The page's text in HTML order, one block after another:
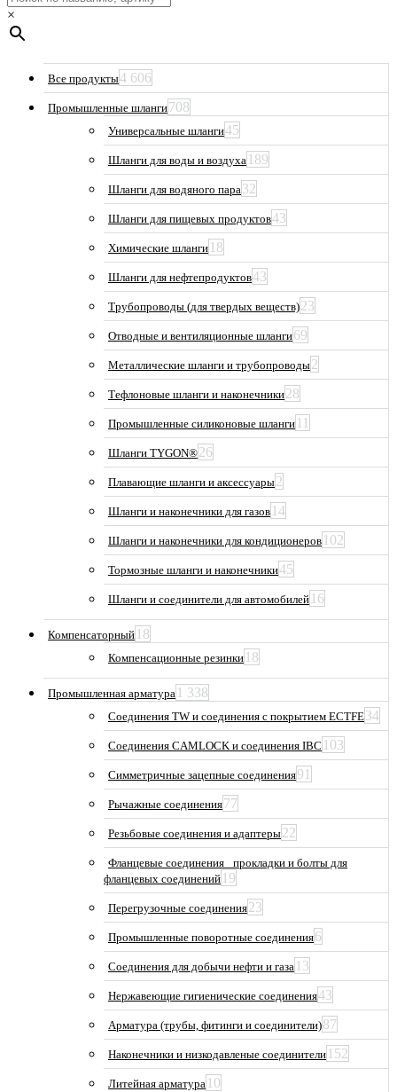
×
Все продукты4 606
Промышленные шланги708
Универсальные шланги45
Шланги для воды и воздуха 189
Шланги для водяного пара32
Шланги для пищевых продуктов43
Химические шланги 18
Шланги для нефтепродуктов43
Трубопроводы (для твердых веществ)23
Отводные и вентиляционные шланги69
Металлические шланги и трубопроводы2
Тефлоновые шланги и наконечники28
Промышленные силиконовые шланги 11
Шланги TYGON®26
Плавающие шланги и аксессуары2
Шланги и наконечники для газов 14
Шланги и наконечники для кондиционеров 102
Тормозные шланги и наконечники45
Шланги и соединители для автомобилей 16
Компенсаторный 18
Компенсационные резинки 18
Промышленная арматура 1 338
Соединения TW и соединения с покрытием ECTFE34
Соединения CAMLOCK и соединения IBC 103
Симметричные зацепные соединения91
Рычажные соединения77
Резьбовые соединения и адаптеры22
Фланцевые соединения_ прокладки и болты для
фланцевых соединений 19
Перегрузочные соединения23
Промышленные поворотные соединения6
Соединения для добычи нефти и газа 13
Нержавеющие гигиенические соединения43
Арматура (трубы, фитинги и соединители)87
Наконечники и низкодавленые соединители 152
Литейная арматура 10